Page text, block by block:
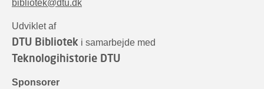
bibliotek@dtu.dk
Udviklet af
DTU Bibliotek i samarbejde med
Teknologihistorie DTU
Sponsorer